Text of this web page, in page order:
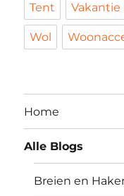
Tent Vakantie
Wol
Home
Alle Blogs
Breien en